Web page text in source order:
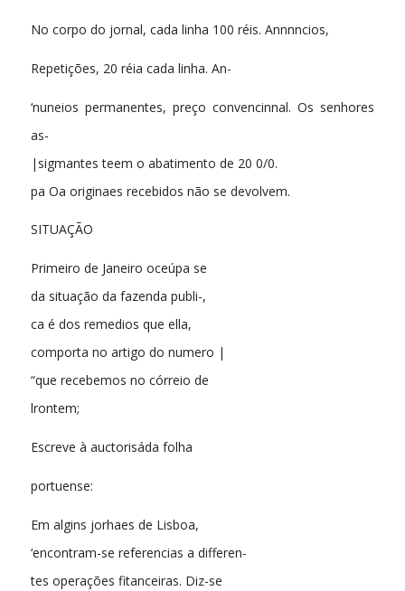
No corpo do jornal, cada linha 100 réis. Annnncios,
Repetições, 20 réia cada linha. An-
‘nuneios permanentes, preço convencinnal. Os senhores
as-
|sigmantes teem o abatimento de 20 0/0.
pa Oa originaes recebidos não se devolvem.
SITUAÇÃO
Primeiro de Janeiro oceúpa se
da situação da fazenda publi-,
ca é dos remedios que ella,
comporta no artigo do numero |
“que recebemos no córreio de
lrontem;
Escreve à auctorisáda folha
portuense:
Em algins jorhaes de Lisboa,
‘encontram-se referencias a differen-
tes operações fitanceiras. Diz-se